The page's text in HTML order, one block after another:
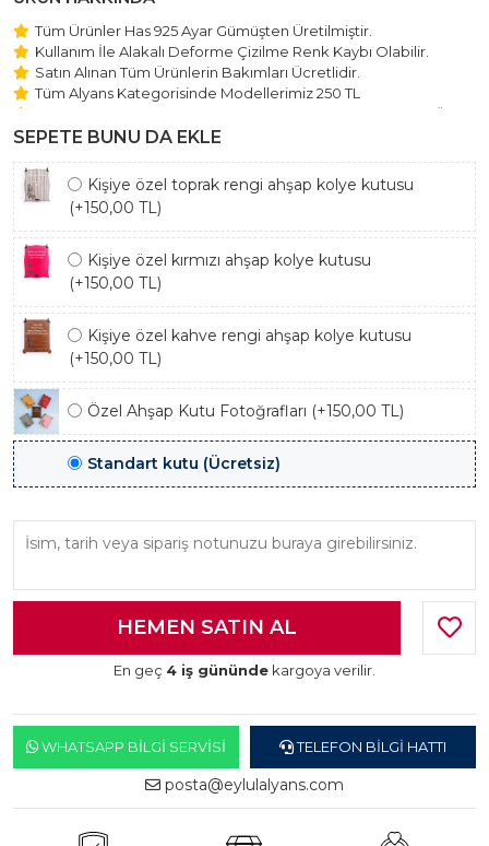
Tüm Ürünler Has 925 Ayar Gümüşten Üretilmiştir.
Kullanım İle Alakalı Deforme Çizilme Renk Kaybı Olabilir.
Satın Alınan Tüm Ürünlerin Bakımları Ücretlidir.
Tüm Alyans Kategorisinde Modellerimiz 250 TL
Beştaş Tektaş Kolye ve Bileklik Modellerimiz 150 TL Sabit Ücret
ile Hareket Edilmektedir.
SEPETE BUNU DA EKLE
Kişiye özel toprak rengi ahşap kolye kutusu
(+150,00 TL)
Kişiye özel kırmızı ahşap kolye kutusu
(+150,00 TL)
Kişiye özel kahve rengi ahşap kolye kutusu
(+150,00 TL)
Özel Ahşap Kutu Fotoğrafları (+150,00 TL)
Standart kutu (Ücretsiz)
En geç 4 iş gününde kargoya verilir.
WHATSAPP BILGI SERVISI TELEFON BILGI HATTI
posta@eylulalyans.com